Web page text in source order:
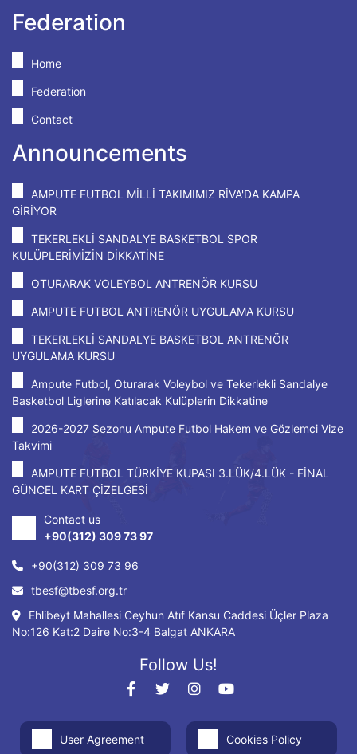
Federation
Home
Federation
Contact
Announcements
AMPUTE FUTBOL MİLLİ TAKIMIMIZ RİVA'DA KAMPA
GİRİYOR
TEKERLEKLİ SANDALYE BASKETBOL SPOR
KULÜPLERİMİZİN DİKKATİNE
OTURARAK VOLEYBOL ANTRENÖR KURSU
AMPUTE FUTBOL ANTRENÖR UYGULAMA KURSU
TEKERLEKLİ SANDALYE BASKETBOL ANTRENÖR
UYGULAMA KURSU
Ampute Futbol, Oturarak Voleybol ve Tekerlekli Sandalye
Basketbol Liglerine Katılacak Kulüplerin Dikkatine
2026-2027 Sezonu Ampute Futbol Hakem ve Gözlemci Vize
Takvimi
AMPUTE FUTBOL TÜRKİYE KUPASI 3.LÜK/4.LÜK - FİNAL
GÜNCEL KART ÇİZELGESİ
Contact us
+90(312) 309 73 97
+90(312) 309 73 96
tbesf@tbesf.org.tr
Ehlibeyt Mahallesi Ceyhun Atıf Kansu Caddesi Üçler Plaza
No:126 Kat:2 Daire No:3-4 Balgat ANKARA
Follow Us!
User Agreement Cookies Policy